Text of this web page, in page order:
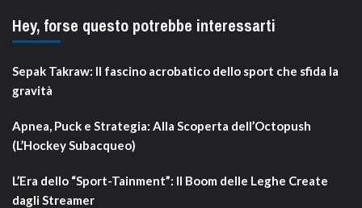
Hey, forse questo potrebbe interessarti
Sepak Takraw: Il fascino acrobatico dello sport che sfida la
gravità
Apnea, Puck e Strategia: Alla Scoperta dell’Octopush
(L’Hockey Subacqueo)
L’Era dello “Sport-Tainment”: Il Boom delle Leghe Create
dagli Streamer